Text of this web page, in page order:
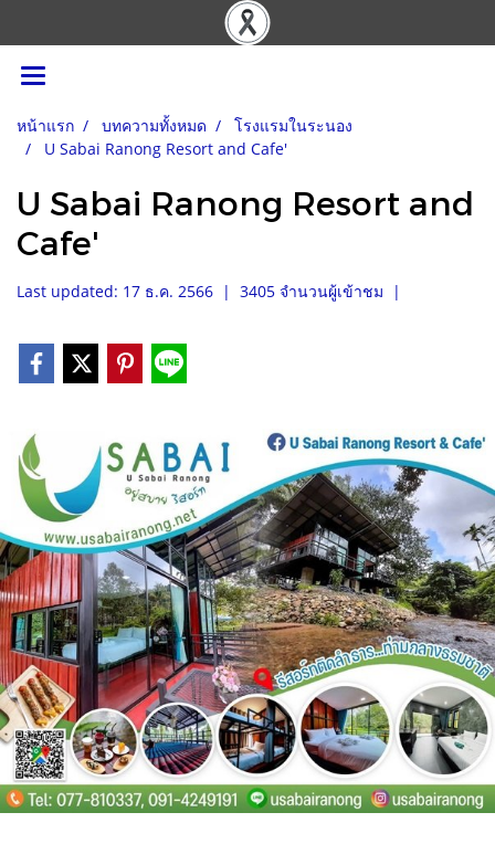
หน้าแรก บทความทั้งหมด
โรงแรมในระนอง
U Sabai Ranong Resort and Cafe'
U Sabai Ranong Resort and
Cafe'
Last updated: 17 ธ.ค. 2566 | 3405 จำนวนผู้เข้าชม |